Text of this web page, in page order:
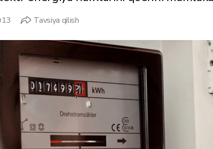
13 Tavsiya qilish